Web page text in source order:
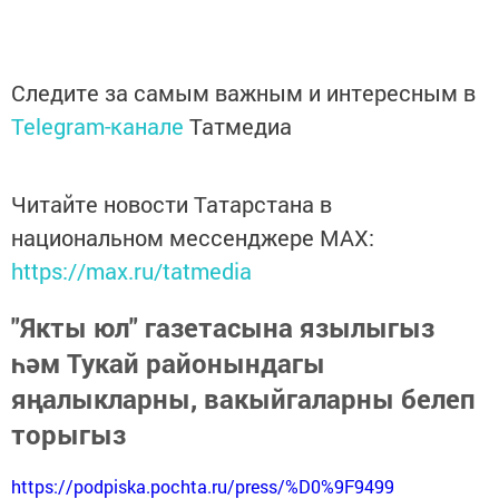
Следите за самым важным и интересным в
Telegram-канале Татмедиа
Читайте новости Татарстана в
национальном мессенджере MАХ:
https://max.ru/tatmedia
"Якты юл" газетасына язылыгыз
һәм Тукай районындагы
яңалыкларны, вакыйгаларны белеп
торыгыз
https://podpiska.pochta.ru/press/%D0%9F9499